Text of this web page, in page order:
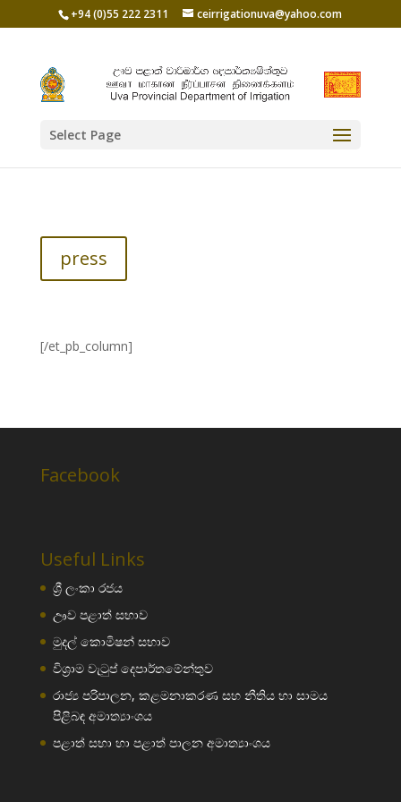
+94 (0)55 222 2311 ceirrigationuva@yahoo.com
Select Page
press
[/et_pb_column]
Facebook
Useful Links
ශ්‍රී ලංකා රජය
ඌව පළාත් සභාව
මුදල් කොමිෂන් සභාව
විශ්‍රාම වැටුප් දෙපාර්තමේන්තුව
රාජ්‍ය පරිපාලන, කළමනාකරණ සහ නීතිය හා සාමය
පිළිබඳ අමාත්‍යාංශය
පළාත් සභා හා පළාත් පාලන අමාත්‍යාංශය